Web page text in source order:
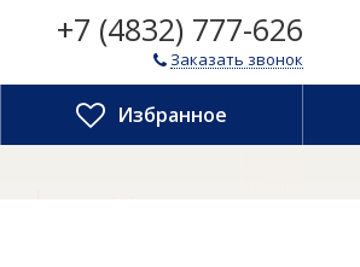
+7 (4832) 777-626
Заказать звонок
Избранное